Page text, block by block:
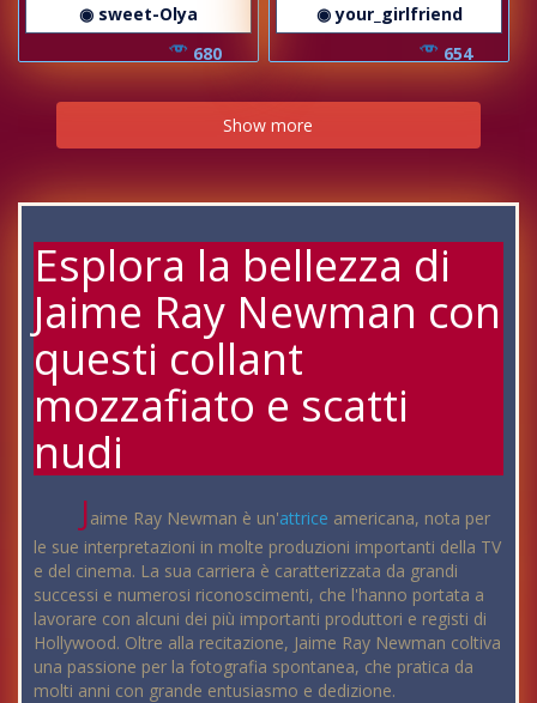
◉ sweet-Olya
680
◉ your_girlfriend
654
Show more
Esplora la bellezza di
Jaime Ray Newman con
questi collant
mozzafiato e scatti
nudi
Jaime Ray Newman è un'attrice americana, nota per
le sue interpretazioni in molte produzioni importanti della TV
e del cinema. La sua carriera è caratterizzata da grandi
successi e numerosi riconoscimenti, che l'hanno portata a
lavorare con alcuni dei più importanti produttori e registi di
Hollywood. Oltre alla recitazione, Jaime Ray Newman coltiva
una passione per la fotografia spontanea, che pratica da
molti anni con grande entusiasmo e dedizione.